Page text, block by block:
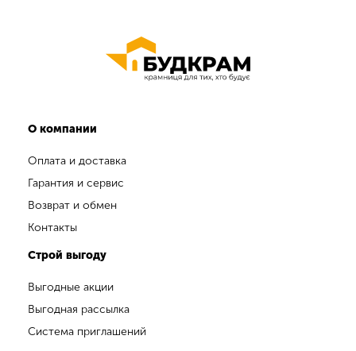
О компании
Оплата и доставка
Гарантия и сервис
Возврат и обмен
Контакты
Строй выгоду
Выгодные акции
Выгодная рассылка
Система приглашений